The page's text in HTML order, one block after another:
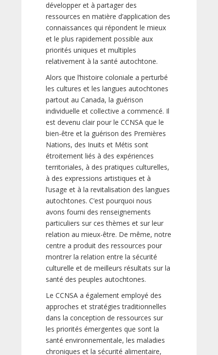
développer et à partager des
ressources en matière d’application des
connaissances qui répondent le mieux
et le plus rapidement possible aux
priorités uniques et multiples
relativement à la santé autochtone.
Alors que l’histoire coloniale a perturbé
les cultures et les langues autochtones
partout au Canada, la guérison
individuelle et collective a commencé. Il
est devenu clair pour le CCNSA que le
bien-être et la guérison des Premières
Nations, des Inuits et Métis sont
étroitement liés à des expériences
territoriales, à des pratiques culturelles,
à des expressions artistiques et à
l’usage et à la revitalisation des langues
autochtones. C’est pourquoi nous
avons fourni des renseignements
particuliers sur ces thèmes et sur leur
relation au mieux-être. De même, notre
centre a produit des ressources pour
montrer la relation entre la sécurité
culturelle et de meilleurs résultats sur la
santé des peuples autochtones.
Le CCNSA a également employé des
approches et stratégies traditionnelles
dans la conception de ressources sur
les priorités émergentes que sont la
santé environnementale, les maladies
chroniques et la sécurité alimentaire,